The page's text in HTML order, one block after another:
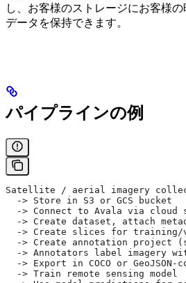
し、お客様のストレージにお客様
データを保持できます。
パイプラインの例
Satellite / aerial imagery
  -> Store in S3 or GCS bucket
-> Connect to Avala via cloud
-> Create dataset, attach
-> Create slices for
-> Create annotation project
-> Annotators label imagery
-> Export in COCO or GeoJSON-
  -> Train remote sensing model